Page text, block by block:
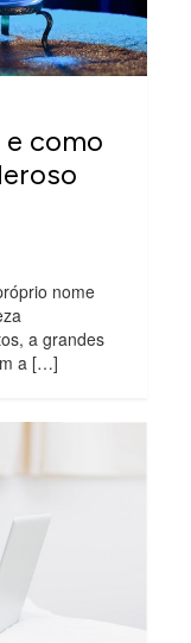
e como
nome
a grandes
a […]